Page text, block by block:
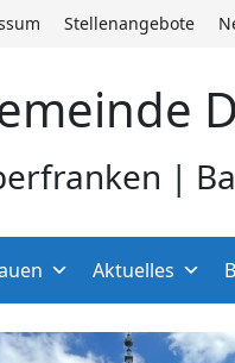
Stellenangebote
|
Aktuelles